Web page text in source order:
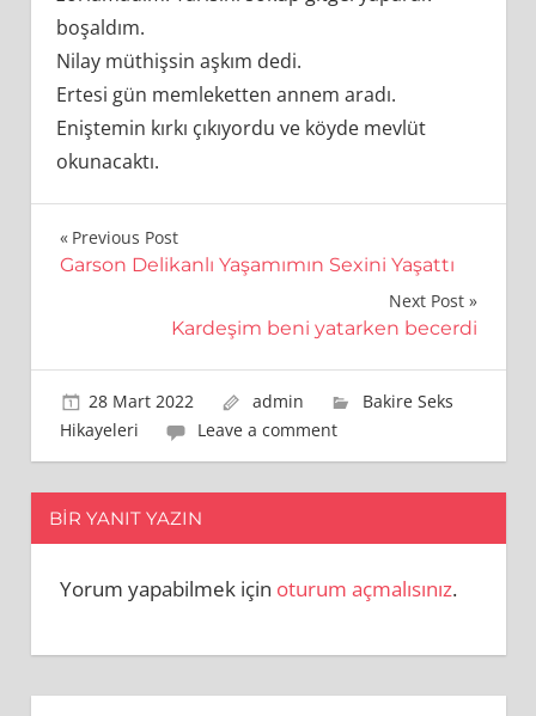
boşaldım.
Nilay müthişsin aşkım dedi.
Ertesi gün memleketten annem aradı.
Eniştemin kırkı çıkıyordu ve köyde mevlüt
okunacaktı.
Yazı
Previous Post
Garson Delikanlı Yaşamımın Sexini Yaşattı
Next Post
Kardeşim beni yatarken becerdi
28 Mart 2022 admin
Bakire Seks
Hikayeleri
Leave a comment
BIR YANIT YAZIN
Yorum yapabilmek için oturum açmalısınız.